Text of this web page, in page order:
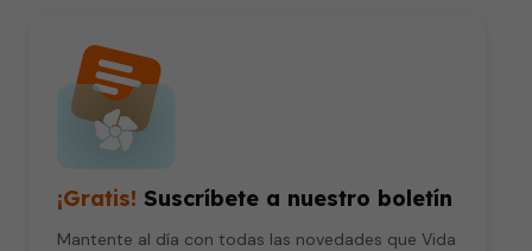
¡Gratis! Suscríbete a nuestro boletín
Mantente al día con todas las novedades que Vida